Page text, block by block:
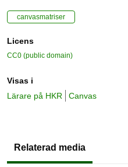
canvasmatriser
Licens
CC0 (public domain)
Visas i
Lärare på HKR
Canvas
Relaterad media